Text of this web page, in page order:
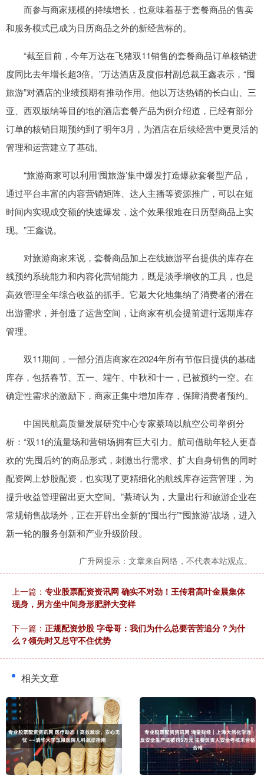
而参与商家规模的持续增长，也意味着基于套餐商品的售卖
和服务模式已成为日历商品之外的新经营标的。
“截至目前，今年万达在飞猪双11销售的套餐商品订单核销进
度同比去年增长超3倍。”万达酒店及度假村副总裁王鑫表示，“囤
旅游”对酒店的业绩预期有推动作用。他以万达热销的长白山、三
亚、西双版纳等目的地的酒店套餐产品为例介绍道，已经有部分
订单的核销日期预约到了明年3月，为酒店在后续经营中更灵活的
管理和运营建立了基础。
“旅游商家可以利用‘囤旅游’集中爆发打造爆款套餐型产品，
通过平台丰富的内容营销矩阵、达人主播等资源推广，可以在短
时间内实现成交额的快速爆发，这个效果很难在日历型商品上实
现。”王鑫说。
对旅游商家来说，套餐商品加上在线旅游平台提供的库存在
线预约系统能力和内容化营销能力，既是淡季增收的工具，也是
高效管理全年综合收益的抓手。它最大化地集纳了消费者的潜在
出游需求，并创造了运营空间，让商家有机会提前进行远期库存
管理。
双11期间，一部分酒店商家在2024年所有节假日提供的基础
库存，包括春节、五一、端午、中秋和十一，已被预约一空。在
确定性需求的激励下，商家正集中增加库存，保障消费者预约。
中国民航高质量发展研究中心专家綦琦以航空公司举例分
析：“双11的流量场和营销场拥有巨大引力。航司借助年轻人更喜
欢的‘先囤后约’的商品形式，刺激出行需求、扩大自身销售的同时
配资网上炒股配资，也实现了更精细化的航线库存运营管理，为
提升收益管理留出更大空间。”綦琦认为，大量出行和旅游企业在
常规销售战场外，正在开辟出全新的“囤出行”“囤旅游”战场，进入
新一轮的服务创新和产业升级阶段。
广升网提示：文章来自网络，不代表本站观点。
上一篇： 专业股票配资资讯网 确实不对劲！王传君高叶金晨集体
现身，男方坐中间身形肥胖大变样
下一篇： 正规配资炒股 字母哥：我们为什么总要苦苦追分？为什
么？领先时又总守不住优势
相关文章